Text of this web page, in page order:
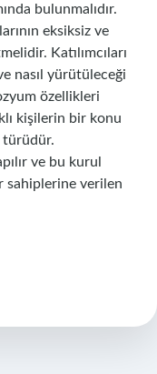
bulunmalıdır.
eksiksiz ve
Katılımcıları
nasıl yürütüleceği
özellikleri
kişilerin bir konu
türüdür.
ve bu kurul
sahiplerine verilen